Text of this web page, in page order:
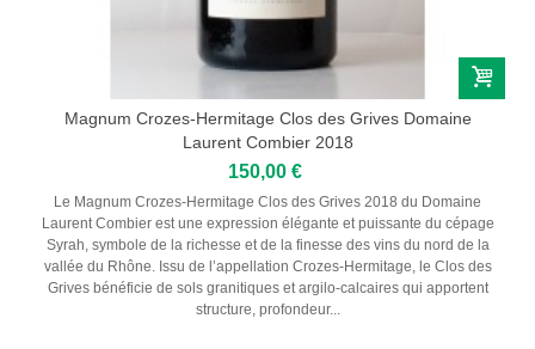
Magnum Crozes-Hermitage Clos des Grives Domaine
Laurent Combier 2018
150,00 €
Le Magnum Crozes-Hermitage Clos des Grives 2018 du Domaine
Laurent Combier est une expression élégante et puissante du cépage
Syrah, symbole de la richesse et de la finesse des vins du nord de la
vallée du Rhône. Issu de l’appellation Crozes-Hermitage, le Clos des
Grives bénéficie de sols granitiques et argilo-calcaires qui apportent
structure, profondeur...